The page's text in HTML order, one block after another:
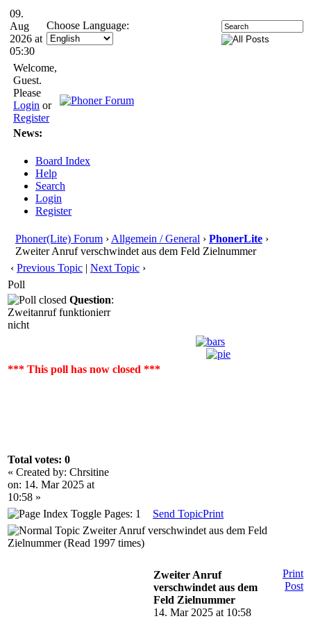
09.
Aug
2026 at
05:30
Choose Language:
Welcome,
Guest.
Please
Login or
Register
News:
Board Index
Help
Search
Login
Register
Phoner(Lite) Forum › Allgemein / General › PhonerLite ›
Zweiter Anruf verschwindet aus dem Feld Zielnummer
‹ Previous Topic | Next Topic ›
Poll
Question:
Zweitanruf funktionierr
nicht
*** This poll has now closed ***
Total votes: 0
« Created by: Chrsitine
on: 14. Mar 2025 at
10:58 »
Pages: 1
Send TopicPrint
Zweiter Anruf verschwindet aus dem Feld
Zielnummer (Read 1997 times)
Zweiter Anruf
verschwindet aus dem
Feld Zielnummer
14. Mar 2025 at 10:58
Print
Post